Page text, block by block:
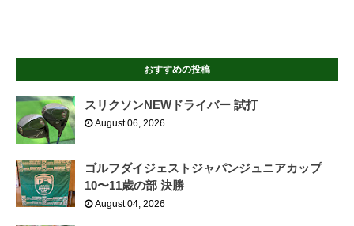
おすすめの投稿
スリクソンNEWドライバー 試打
August 06, 2026
ゴルフダイジェストジャパンジュニアカップ
10〜11歳の部 決勝
August 04, 2026